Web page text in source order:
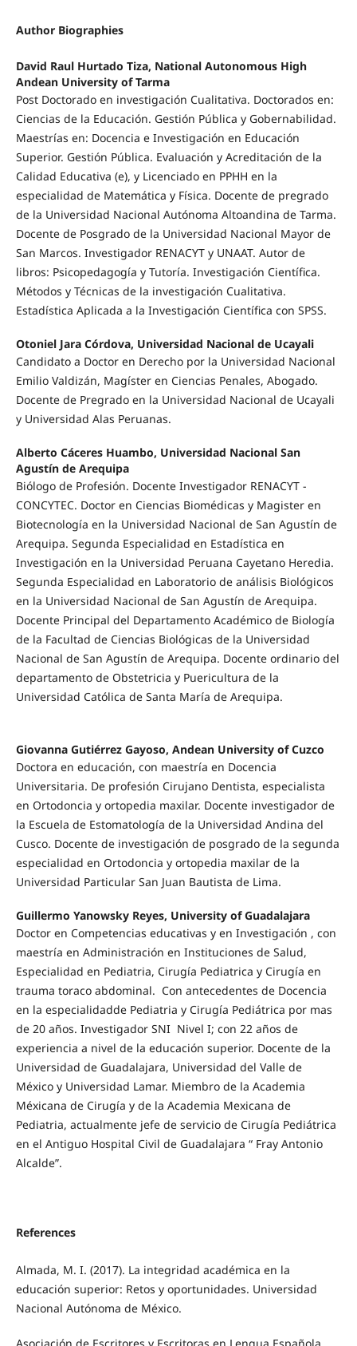
Author Biographies
David Raul Hurtado Tiza, National Autonomous High
Andean University of Tarma
Post Doctorado en investigación Cualitativa. Doctorados en:
Ciencias de la Educación. Gestión Pública y Gobernabilidad.
Maestrías en: Docencia e Investigación en Educación
Superior. Gestión Pública. Evaluación y Acreditación de la
Calidad Educativa (e), y Licenciado en PPHH en la
especialidad de Matemática y Física. Docente de pregrado
de la Universidad Nacional Autónoma Altoandina de Tarma.
Docente de Posgrado de la Universidad Nacional Mayor de
San Marcos. Investigador RENACYT y UNAAT. Autor de
libros: Psicopedagogía y Tutoría. Investigación Científica.
Métodos y Técnicas de la investigación Cualitativa.
Estadística Aplicada a la Investigación Científica con SPSS.
Otoniel Jara Córdova, Universidad Nacional de Ucayali
Candidato a Doctor en Derecho por la Universidad Nacional
Emilio Valdizán, Magíster en Ciencias Penales, Abogado.
Docente de Pregrado en la Universidad Nacional de Ucayali
y Universidad Alas Peruanas.
Alberto Cáceres Huambo, Universidad Nacional San
Agustín de Arequipa
Biólogo de Profesión. Docente Investigador RENACYT -
CONCYTEC. Doctor en Ciencias Biomédicas y Magister en
Biotecnología en la Universidad Nacional de San Agustín de
Arequipa. Segunda Especialidad en Estadística en
Investigación en la Universidad Peruana Cayetano Heredia.
Segunda Especialidad en Laboratorio de análisis Biológicos
en la Universidad Nacional de San Agustín de Arequipa.
Docente Principal del Departamento Académico de Biología
de la Facultad de Ciencias Biológicas de la Universidad
Nacional de San Agustín de Arequipa. Docente ordinario del
departamento de Obstetricia y Puericultura de la
Universidad Católica de Santa María de Arequipa.
Giovanna Gutiérrez Gayoso, Andean University of Cuzco
Doctora en educación, con maestría en Docencia
Universitaria. De profesión Cirujano Dentista, especialista
en Ortodoncia y ortopedia maxilar. Docente investigador de
la Escuela de Estomatología de la Universidad Andina del
Cusco. Docente de investigación de posgrado de la segunda
especialidad en Ortodoncia y ortopedia maxilar de la
Universidad Particular San Juan Bautista de Lima.
Guillermo Yanowsky Reyes, University of Guadalajara
Doctor en Competencias educativas y en Investigación , con
maestría en Administración en Instituciones de Salud,
Especialidad en Pediatria, Cirugía Pediatrica y Cirugía en
trauma toraco abdominal. Con antecedentes de Docencia
en la especialidadde Pediatria y Cirugía Pediátrica por mas
de 20 años. Investigador SNI Nivel I; con 22 años de
experiencia a nivel de la educación superior. Docente de la
Universidad de Guadalajara, Universidad del Valle de
México y Universidad Lamar. Miembro de la Academia
Méxicana de Cirugía y de la Academia Mexicana de
Pediatria, actualmente jefe de servicio de Cirugía Pediátrica
en el Antiguo Hospital Civil de Guadalajara “ Fray Antonio
Alcalde”.
References
Almada, M. I. (2017). La integridad académica en la
educación superior: Retos y oportunidades. Universidad
Nacional Autónoma de México.